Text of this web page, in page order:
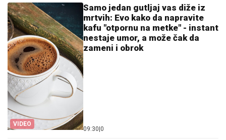
VIDEO
Samo jedan gutljaj vas diže iz
mrtvih: Evo kako da napravite
kafu "otpornu na metke" - instant
nestaje umor, a može čak da
zameni i obrok
09:30 0